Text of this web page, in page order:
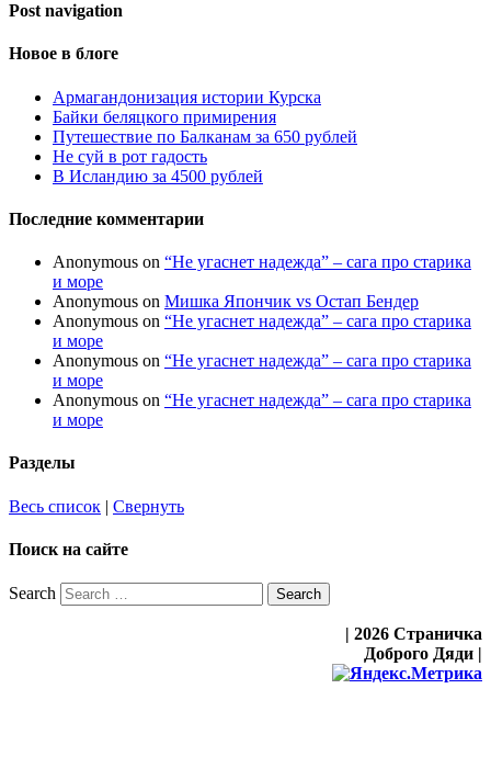
Post navigation
Новое в блоге
Армагандонизация истории Курска
Байки беляцкого примирения
Путешествие по Балканам за 650 рублей
Не суй в рот гадость
В Исландию за 4500 рублей
Последние комментарии
Anonymous on “Не угаснет надежда” – сага про старика
и море
Anonymous on Мишка Япончик vs Остап Бендер
Anonymous on “Не угаснет надежда” – сага про старика
и море
Anonymous on “Не угаснет надежда” – сага про старика
и море
Anonymous on “Не угаснет надежда” – сага про старика
и море
Разделы
Весь список | Свернуть
Поиск на сайте
Search
| 2026 Страничка
Доброго Дяди |